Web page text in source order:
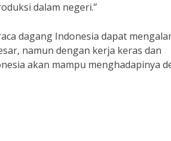
dalam negeri.”
dagang Indonesia dapat
namun dengan kerja keras dan
akan mampu menghadapinya